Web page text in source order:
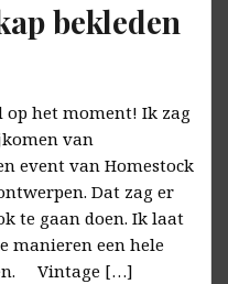
bekleden
het moment! Ik zag
van
event van Homestock
Dat zag er
te gaan doen. Ik laat
manieren een hele
Vintage […]